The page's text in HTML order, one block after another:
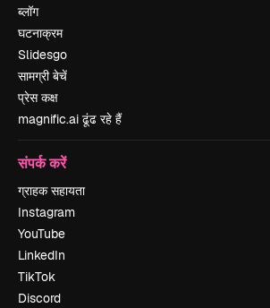
ब्लॉग
घटनाक्रम
Slidesgo
सामग्री बेचें
प्रेस कक्ष
magnific.ai ढूंढ रहे हैं
संपर्क करें
ग्राहक सहायता
Instagram
YouTube
LinkedIn
TikTok
Discord